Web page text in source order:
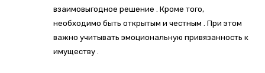
взаимовыгодное решение . Кроме того,
необходимо быть открытым и честным . При этом
важно учитывать эмоциональную привязанность к
имуществу .